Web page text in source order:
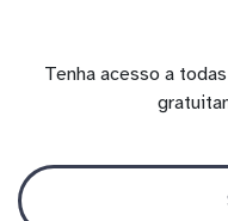
Tenha acesso a